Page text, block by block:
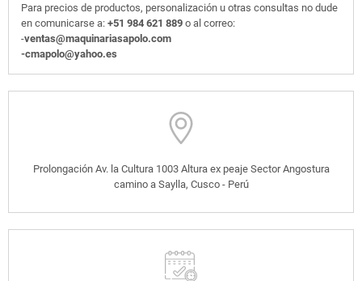
Para precios de productos, personalización u otras consultas no dude
en comunicarse a: +51 984 621 889 o al correo:
-ventas@maquinariasapolo.com
-cmapolo@yahoo.es
Prolongación Av. la Cultura 1003 Altura ex peaje Sector Angostura
camino a Saylla, Cusco - Perú